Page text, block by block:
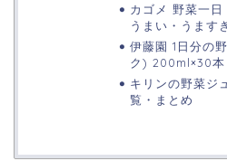
カゴメ 野菜一
うまい・うます
伊藤園 1日分の
ク) 200ml×30本
キリンの野菜ジ
覧・まとめ